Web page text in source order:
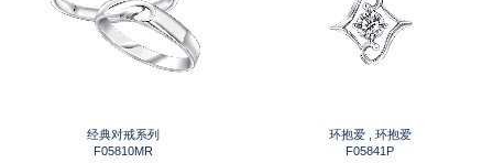
经典对戒系列
F05810MR
环抱爱 , 环抱爱
F05841P